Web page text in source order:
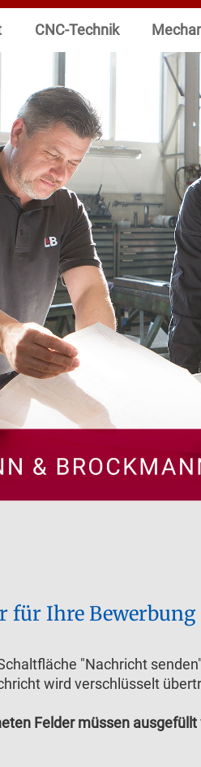
CNC-Technik
für Ihre Bewerbung
"Nachricht
wird verschlüsselt
Felder müssen ausgefüllt